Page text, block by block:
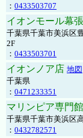
： 0433503707
イオンモール幕
千葉県千葉市美浜区
2F
： 0433503701
イオンノア店 地図
千葉県
： 0471233351
マリンピア専門
千葉県千葉市美浜区
： 0432782571